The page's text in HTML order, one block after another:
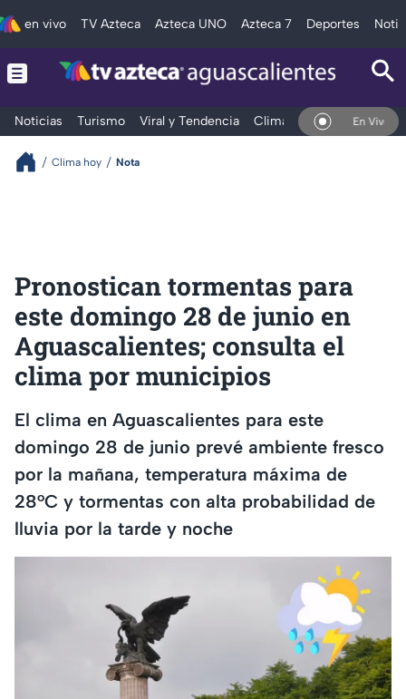
en vivo TV Azteca Azteca UNO Azteca 7 Deportes
Noticias Turismo Viral y Tendencia Clima DeportesEn Vivo
Clima hoy Nota
Pronostican tormentas para
este domingo 28 de junio en
Aguascalientes; consulta el
clima por municipios
El clima en Aguascalientes para este
domingo 28 de junio prevé ambiente fresco
por la mañana, temperatura máxima de
28°C y tormentas con alta probabilidad de
lluvia por la tarde y noche